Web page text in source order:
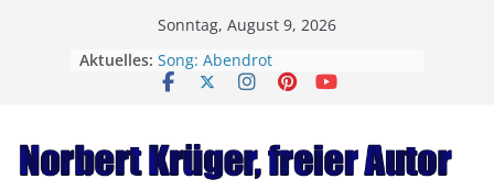
Sonntag, August 9, 2026
Aktuelles: Song: Abendrot
Von Tostedt ins Tister Bauernmoor
Song: Christmas Blues